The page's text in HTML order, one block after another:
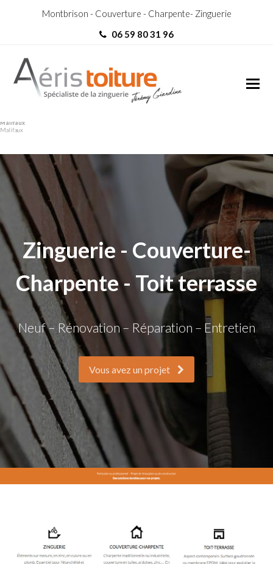
Montbrison - Couverture - Charpente- Zinguerie
06 59 80 31 96
Malifaux
Malifaux
Zinguerie - Couverture-
Charpente - Toit terrasse
Neuf – Rénovation – Réparation – Entretien
Vous avez un projet